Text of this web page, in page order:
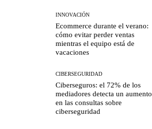
INNOVACIÓN
Ecommerce durante el verano:
cómo evitar perder ventas
mientras el equipo está de
vacaciones
CIBERSEGURIDAD
Ciberseguros: el 72% de los
mediadores detecta un aumento
en las consultas sobre
ciberseguridad